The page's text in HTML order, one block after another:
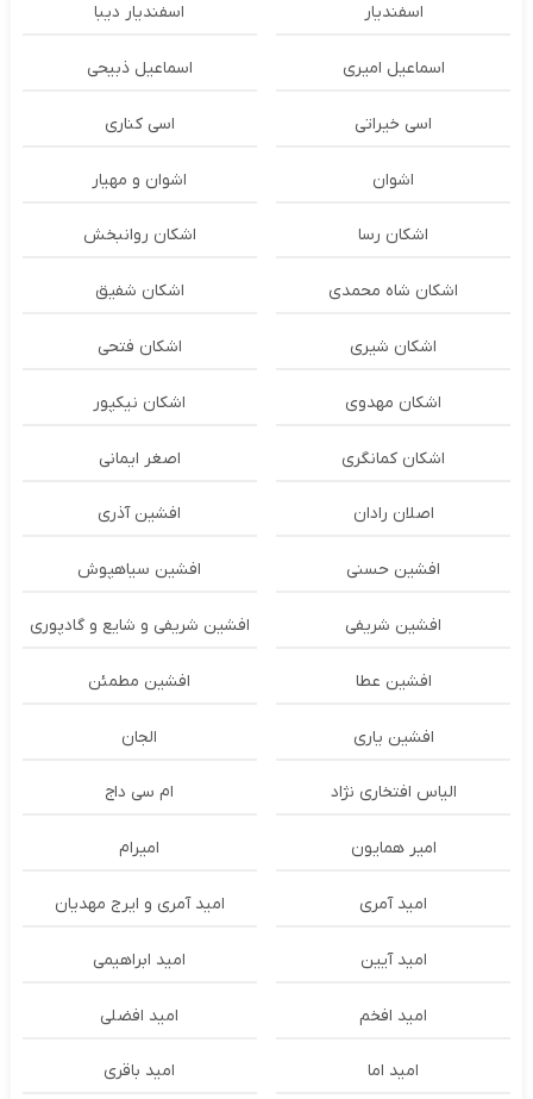
اسفندیار اسفندیار دیبا
اسماعیل امیری اسماعیل ذبیحی
اسی خیراتی اسی کناری
اشوان اشوان و مهیار
اشکان رسا اشکان روانبخش
اشکان شاه محمدی اشکان شفیق
اشکان شیری اشکان فتحی
اشکان مهدوی اشکان نیکپور
اشکان‌ کمانگری اصغر ایمانی
اصلان رادان افشین آذری
افشین حسنی افشین سیاهپوش
افشین شریفی افشین شریفی و شایع و گادپوری
افشین عطا افشین مطمئن
افشین یاری الجان
الیاس افتخاری نژاد ام سی داج
امير همايون اميرام
امید آمری امید آمری و ایرج مهدیان
امید آیین امید ابراهیمی
امید افخم امید افضلی
امید اما امید باقری